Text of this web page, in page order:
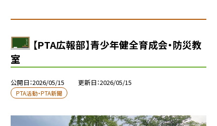
【PTA広報部】青少年健全育成会・防災教
室
公開日 2026/05/15 更新日 2026/05/15
PTA活動・PTA新聞